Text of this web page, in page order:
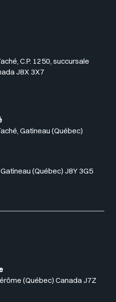
C.P. 1250, succursale
J8X 3X7
Gatineau (Québec)
(Québec) J8Y 3G5
(Québec) Canada J7Z